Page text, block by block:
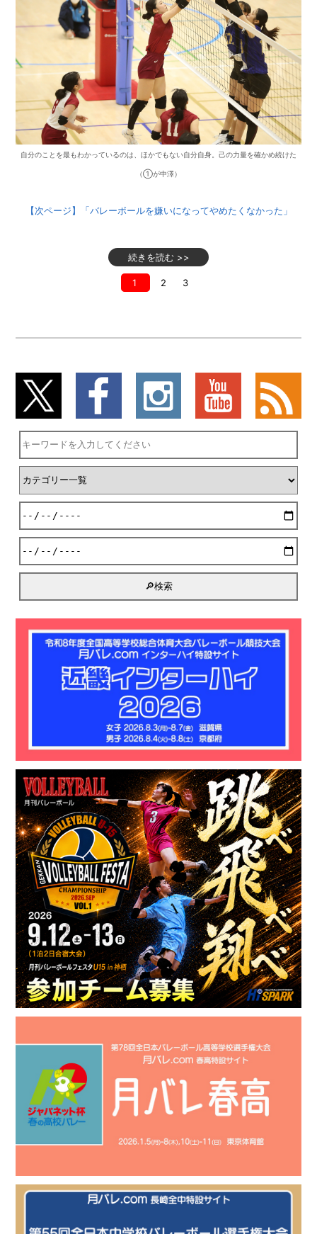
自分のことを最もわかっているのは、ほかでもない自分自身。己の力量を確かめ続けた
（①が中澤）
【次ページ】「バレーボールを嫌いになってやめたくなかった」
続きを読む >>
1 2 3